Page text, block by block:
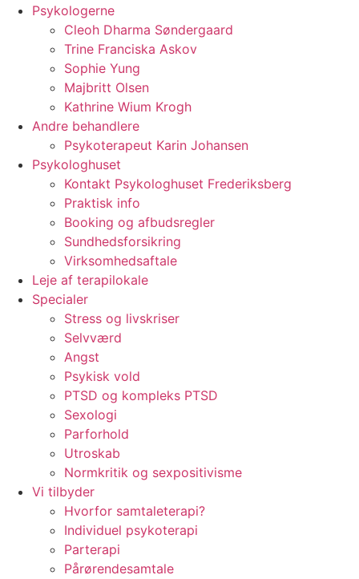
Psykologerne
Cleoh Dharma Søndergaard
Trine Franciska Askov
Sophie Yung
Majbritt Olsen
Kathrine Wium Krogh
Andre behandlere
Psykoterapeut Karin Johansen
Psykologhuset
Kontakt Psykologhuset Frederiksberg
Praktisk info
Booking og afbudsregler
Sundhedsforsikring
Virksomhedsaftale
Leje af terapilokale
Specialer
Stress og livskriser
Selvværd
Angst
Psykisk vold
PTSD og kompleks PTSD
Sexologi
Parforhold
Utroskab
Normkritik og sexpositivisme
Vi tilbyder
Hvorfor samtaleterapi?
Individuel psykoterapi
Parterapi
Pårørendesamtale